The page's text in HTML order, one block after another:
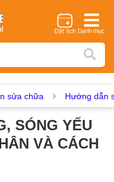
Xiaomi Realme Vivo
Tecno
sửa chữa Hướng dẫn
SÓNG YẾU
VÀ CÁCH